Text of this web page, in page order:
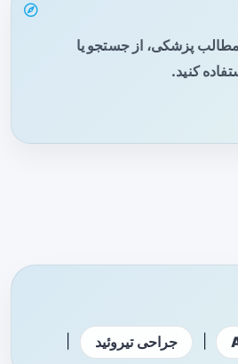
پزشکی، از جستجو یا
کنید.
جراحی تیروئید